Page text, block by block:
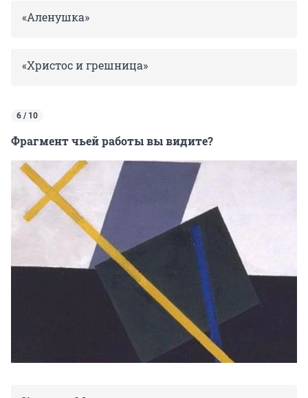
«Аленушка»
«Христос и грешница»
6 / 10
Фрагмент чьей работы вы видите?